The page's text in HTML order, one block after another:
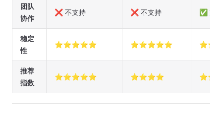
团队
协作
❌ 不支持 ❌ 不支持 ✅ 支
稳定
性
⭐⭐⭐⭐⭐ ⭐⭐⭐⭐⭐
推荐
指数
⭐⭐⭐⭐⭐ ⭐⭐⭐⭐